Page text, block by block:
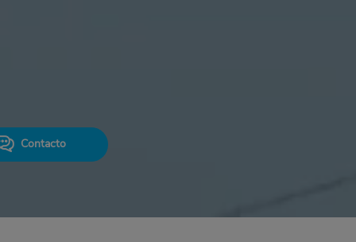
Contacto